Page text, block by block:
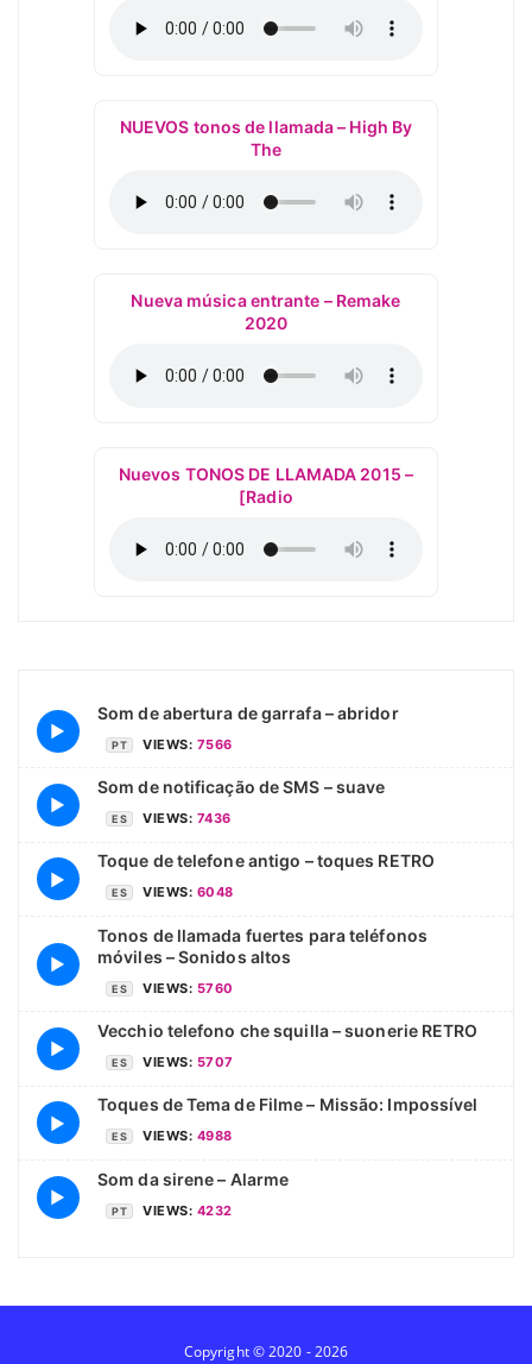
NUEVOS tonos de llamada – High By
The
Nueva música entrante – Remake
2020
Nuevos TONOS DE LLAMADA 2015 –
[Radio
▶
Som de abertura de garrafa – abridor
PT VIEWS: 7566
▶
Som de notificação de SMS – suave
ES VIEWS: 7436
▶
Toque de telefone antigo – toques RETRO
ES VIEWS: 6048
▶
Tonos de llamada fuertes para teléfonos
móviles – Sonidos altos
ES VIEWS: 5760
▶
Vecchio telefono che squilla – suonerie RETRO
ES VIEWS: 5707
▶
Toques de Tema de Filme – Missão: Impossível
ES VIEWS: 4988
▶
Som da sirene – Alarme
PT VIEWS: 4232
Copyright © 2020 - 2026